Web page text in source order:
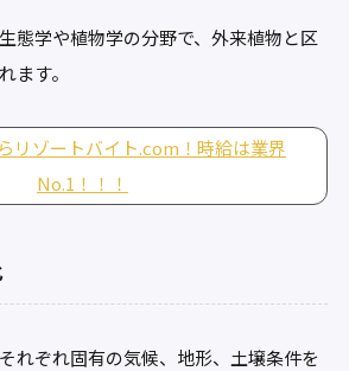
態学や植物学の分野で、外来植物と区
ます。
リゾートバイト.com！時給は業界
No.1！！！
れぞれ固有の気候、地形、土壌条件を